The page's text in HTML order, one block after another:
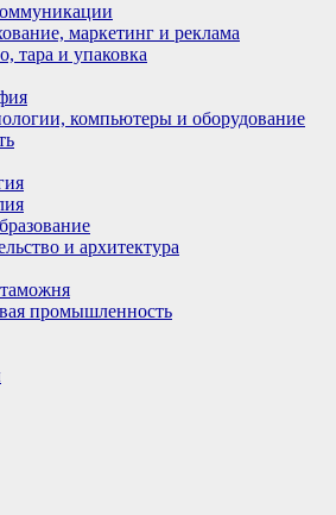
маркетинг и реклама
тара и упаковка
компьютеры и оборудование
и архитектура
промышленность